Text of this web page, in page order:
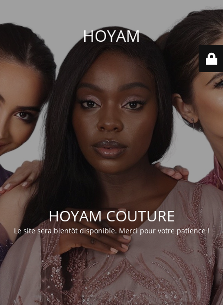
HOYAM
HOYAM COUTURE
Le site sera bientôt disponible. Merci pour votre patience !